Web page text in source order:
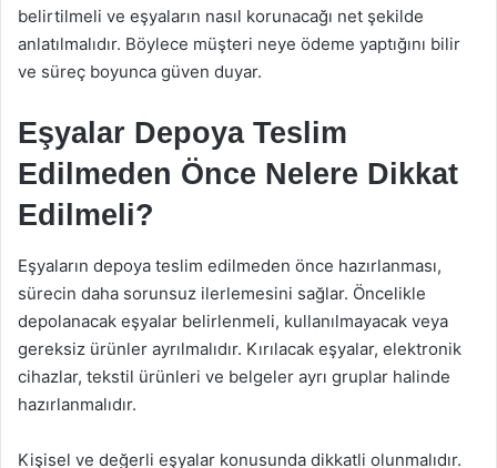
belirtilmeli ve eşyaların nasıl korunacağı net şekilde
anlatılmalıdır. Böylece müşteri neye ödeme yaptığını bilir
ve süreç boyunca güven duyar.
Eşyalar Depoya Teslim
Edilmeden Önce Nelere Dikkat
Edilmeli?
Eşyaların depoya teslim edilmeden önce hazırlanması,
sürecin daha sorunsuz ilerlemesini sağlar. Öncelikle
depolanacak eşyalar belirlenmeli, kullanılmayacak veya
gereksiz ürünler ayrılmalıdır. Kırılacak eşyalar, elektronik
cihazlar, tekstil ürünleri ve belgeler ayrı gruplar halinde
hazırlanmalıdır.
Kişisel ve değerli eşyalar konusunda dikkatli olunmalıdır.